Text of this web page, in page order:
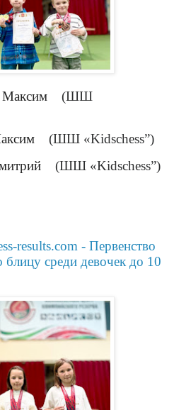
Максим
(ШШ
(ШШ «Kidschess”)
(ШШ «Kidschess”)
results.com - Первенство
блицу среди девочек до 10